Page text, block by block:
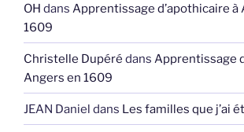
OH dans Apprentissage d’apothicaire à
1609
Christelle Dupéré dans Apprentissage
Angers en 1609
JEAN Daniel dans Les familles que j’ai